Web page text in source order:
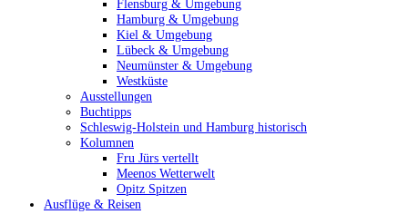
Flensburg & Umgebung
Hamburg & Umgebung
Kiel & Umgebung
Lübeck & Umgebung
Neumünster & Umgebung
Westküste
Ausstellungen
Buchtipps
Schleswig-Holstein und Hamburg historisch
Kolumnen
Fru Jürs vertellt
Meenos Wetterwelt
Opitz Spitzen
Ausflüge & Reisen